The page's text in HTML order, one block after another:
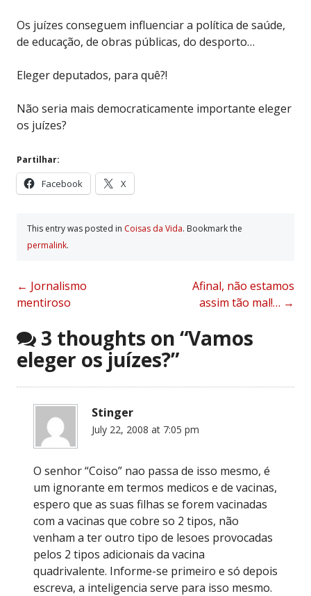
Os juízes conseguem influenciar a política de saúde,
de educação, de obras públicas, do desporto…
Eleger deputados, para quê?!
Não seria mais democraticamente importante eleger
os juízes?
Partilhar:
Facebook X
This entry was posted in Coisas da Vida. Bookmark the
permalink.
Post
navigation
← Jornalismo
mentiroso
Afinal, não estamos
assim tão mal!… →
3 thoughts on “Vamos
eleger os juízes?”
Stinger
July 22, 2008 at 7:05 pm
O senhor “Coiso” nao passa de isso mesmo, é
um ignorante em termos medicos e de vacinas,
espero que as suas filhas se forem vacinadas
com a vacinas que cobre so 2 tipos, não
venham a ter outro tipo de lesoes provocadas
pelos 2 tipos adicionais da vacina
quadrivalente. Informe-se primeiro e só depois
escreva, a inteligencia serve para isso mesmo.